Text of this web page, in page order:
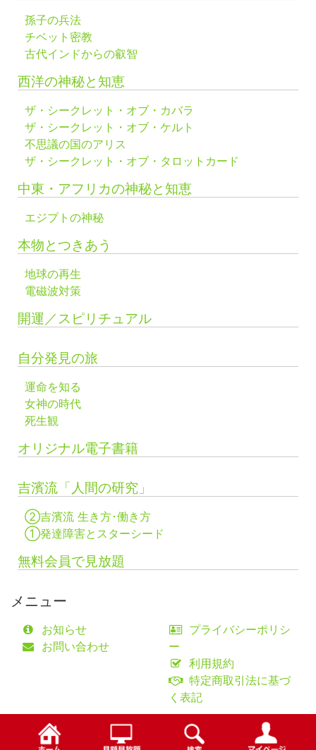
孫子の兵法
チベット密教
古代インドからの叡智
西洋の神秘と知恵
ザ・シークレット・オブ・カバラ
ザ・シークレット・オブ・ケルト
不思議の国のアリス
ザ・シークレット・オブ・タロットカード
中東・アフリカの神秘と知恵
エジプトの神秘
本物とつきあう
地球の再生
電磁波対策
開運／スピリチュアル
自分発見の旅
運命を知る
女神の時代
死生観
オリジナル電子書籍
吉濱流「人間の研究」
②吉濱流 生き方･働き方
①発達障害とスターシード
無料会員で見放題
メニュー
お知らせ
お問い合わせ
プライバシーポリシ
ー
利用規約
特定商取引法に基づ
く表記
©fifty-one collaborations Co.,Ltd.